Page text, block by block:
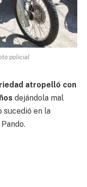
policial
atropelló con
dejándola mal
sucedió en la